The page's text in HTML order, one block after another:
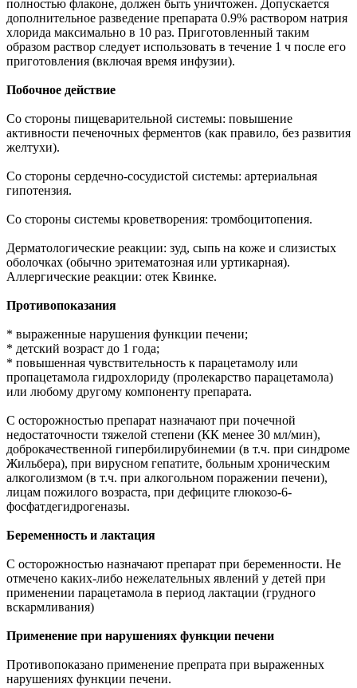
полностью флаконе, должен быть уничтожен. Допускается
дополнительное разведение препарата 0.9% раствором натрия
хлорида максимально в 10 раз. Приготовленный таким
образом раствор следует использовать в течение 1 ч после его
приготовления (включая время инфузии).
Побочное действие
Со стороны пищеварительной системы: повышение
активности печеночных ферментов (как правило, без развития
желтухи).
Со стороны сердечно-сосудистой системы: артериальная
гипотензия.
Со стороны системы кроветворения: тромбоцитопения.
Дерматологические реакции: зуд, сыпь на коже и слизистых
оболочках (обычно эритематозная или уртикарная).
Аллергические реакции: отек Квинке.
Противопоказания
* выраженные нарушения функции печени;
* детский возраст до 1 года;
* повышенная чувствительность к парацетамолу или
пропацетамола гидрохлориду (пролекарство парацетамола)
или любому другому компоненту препарата.
С осторожностью препарат назначают при почечной
недостаточности тяжелой степени (КК менее 30 мл/мин),
доброкачественной гипербилирубинемии (в т.ч. при синдроме
Жильбера), при вирусном гепатите, больным хроническим
алкоголизмом (в т.ч. при алкогольном поражении печени),
лицам пожилого возраста, при дефиците глюкозо-6-
фосфатдегидрогеназы.
Беременность и лактация
С осторожностью назначают препарат при беременности. Не
отмечено каких-либо нежелательных явлений у детей при
применении парацетамола в период лактации (грудного
вскармливания)
Применение при нарушениях функции печени
Противопоказано применение препрата при выраженных
нарушениях функции печени.